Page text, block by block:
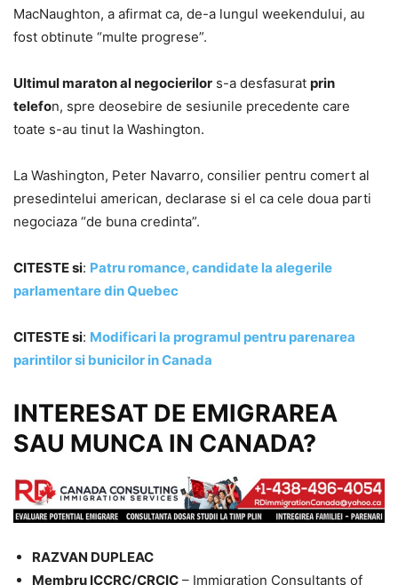
MacNaughton, a afirmat ca, de-a lungul weekendului, au
fost obtinute “multe progrese”.
Ultimul maraton al negocierilor s-a desfasurat prin
telefon, spre deosebire de sesiunile precedente care
toate s-au tinut la Washington.
La Washington, Peter Navarro, consilier pentru comert al
presedintelui american, declarase si el ca cele doua parti
negociaza “de buna credinta”.
CITESTE si: Patru romance, candidate la alegerile
parlamentare din Quebec
CITESTE si: Modificari la programul pentru parenarea
parintilor si bunicilor in Canada
INTERESAT DE EMIGRAREA
SAU MUNCA IN CANADA?
RAZVAN DUPLEAC
Membru ICCRC/CRCIC – Immigration Consultants of